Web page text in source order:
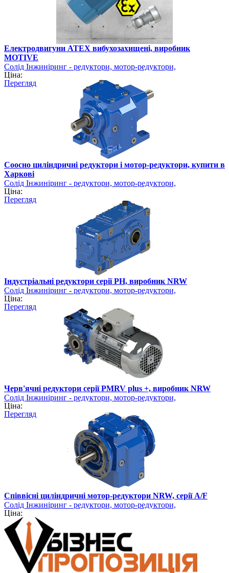
Електродвигуни ATEX вибухозахищені, виробник
MOTIVE
Солід Інжиніринг - редуктори, мотор-редуктори,
електродвигуни
Ціна:
Перегляд
Соосно циліндричні редуктори і мотор-редуктори, купити в
Харкові
Солід Інжиніринг - редуктори, мотор-редуктори,
електродвигуни
Ціна:
Перегляд
Індустріальні редуктори серії PH, виробник NRW
Солід Інжиніринг - редуктори, мотор-редуктори,
електродвигуни
Ціна:
Перегляд
Черв'ячні редуктори серії PMRV plus +, виробник NRW
Солід Інжиніринг - редуктори, мотор-редуктори,
електродвигуни
Ціна:
Перегляд
Співвісні циліндричні мотор-редуктори NRW, серії A/F
Солід Інжиніринг - редуктори, мотор-редуктори,
електродвигуни
Ціна: